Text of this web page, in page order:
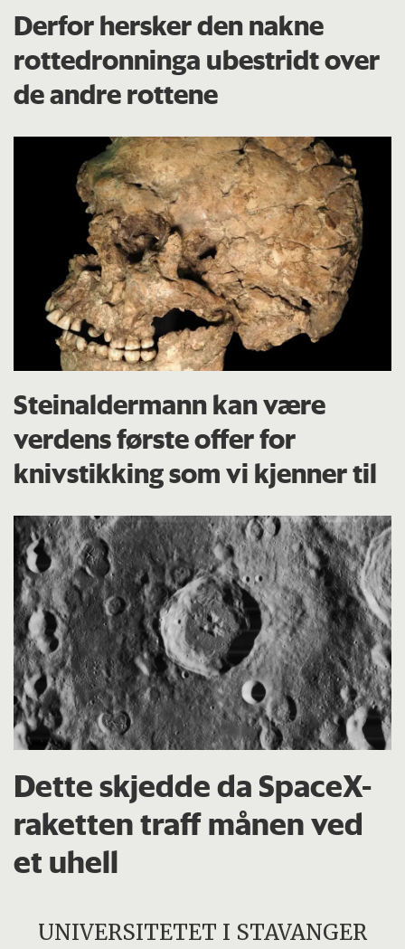
Derfor hersker den nakne
rottedronninga ubestridt over
de andre rottene
Steinaldermann kan være
verdens første offer for
knivstikking som vi kjenner til
Dette skjedde da SpaceX-
raketten traff månen ved
et uhell
UNIVERSITETET I STAVANGER